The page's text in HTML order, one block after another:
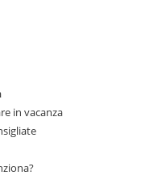
in vacanza